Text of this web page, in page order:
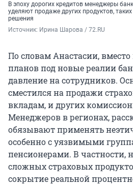
В эпоху дорогих кредитов менеджеры
уделяют продаже других продуктов,
решения
Источник: Ирина Шарова / 72.RU
По словам Анастасии,
планов под новые реалии
давление на сотрудников.
сместился на продажи
вкладам, и других
Менеджеров в регионах,
обязывают применять
особенно с уязвимыми
пенсионерами. В частности,
сложных страховых
сокрытие реальной